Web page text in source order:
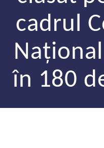
cadrul
Național
în 180